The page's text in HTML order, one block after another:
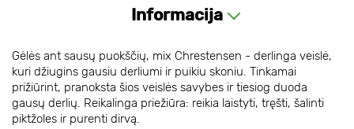
Informacija
Gėlės ant sausų puokščių, mix Chrestensen - derlinga veislė,
kuri džiugins gausiu derliumi ir puikiu skoniu. Tinkamai
prižiūrint, pranoksta šios veislės savybes ir tiesiog duoda
gausų derlių. Reikalinga priežiūra: reikia laistyti, tręšti, šalinti
piktžoles ir purenti dirvą.